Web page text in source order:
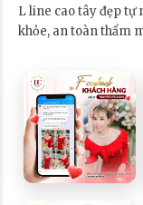
L line cao tây đẹp tự
khỏe, an toàn thẩm